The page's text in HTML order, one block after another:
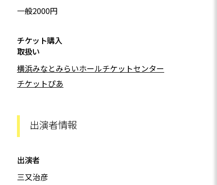
一般2000円
チケット購入
取扱い
横浜みなとみらいホールチケットセンター
チケットぴあ
出演者情報
出演者
三又治彦